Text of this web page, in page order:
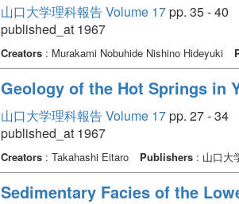
山口大学理科報告 Volume 17pp. 35 - 40
published_at 1967
Creators: Murakami Nobuhide Nishino Hideyuki
Geology of the Hot Springs in
山口大学理科報告 Volume 17pp. 27 - 34
published_at 1967
Creators: Takahashi Eitaro Publishers: 山口大
Sedimentary Facies of the